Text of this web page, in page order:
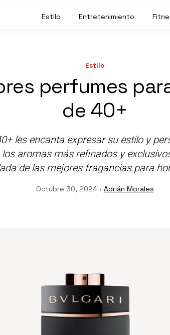
Estilo Entretenimiento
Estilo
perfumes
de 40+
les encanta expresar su estilo y
aromas más refinados y
de las mejores fragancias para
Octubre 30, 2024 • Adrián Morales